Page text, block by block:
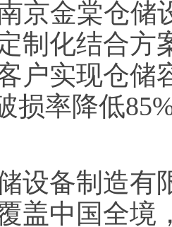
京金棠仓
制化结合方
户实现仓储
损率降低
设备制造有
盖中国全境